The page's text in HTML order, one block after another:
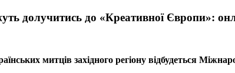
долучитись до «Креативної Європи»:
митців західного регіону відбудеться